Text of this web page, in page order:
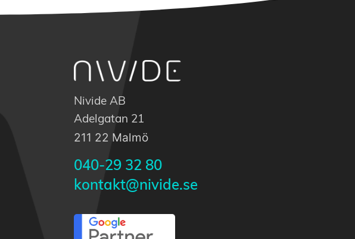
Nivide AB
Adelgatan 21
211 22 Malmö
040-29 32 80
kontakt@nivide.se